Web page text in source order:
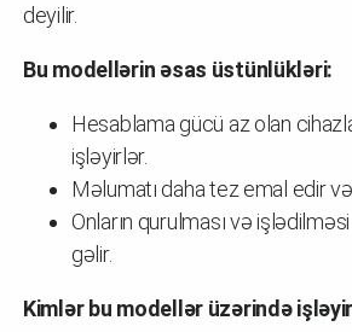
deyilir.
Bu modellərin əsas üstünlükləri:
Hesablama gücü az olan
işləyirlər.
Məlumatı daha tez emal edir
Onların qurulması və
gəlir.
Kimlər bu modellər üzərində